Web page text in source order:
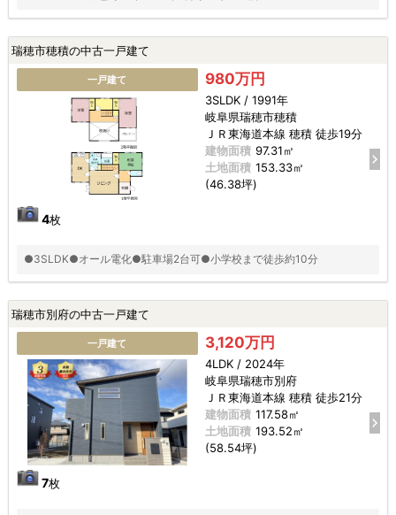
瑞穂市穂積の中古一戸建て
一戸建て
4枚
980万円
3SLDK / 1991年
岐阜県瑞穂市穂積
ＪＲ東海道本線 穂積 徒歩19分
建物面積 97.31㎡
土地面積 153.33㎡
(46.38坪)
●3SLDK●オール電化●駐車場2台可●小学校まで徒歩約10分
瑞穂市別府の中古一戸建て
一戸建て
7枚
3,120万円
4LDK / 2024年
岐阜県瑞穂市別府
ＪＲ東海道本線 穂積 徒歩21分
建物面積 117.58㎡
土地面積 193.52㎡
(58.54坪)